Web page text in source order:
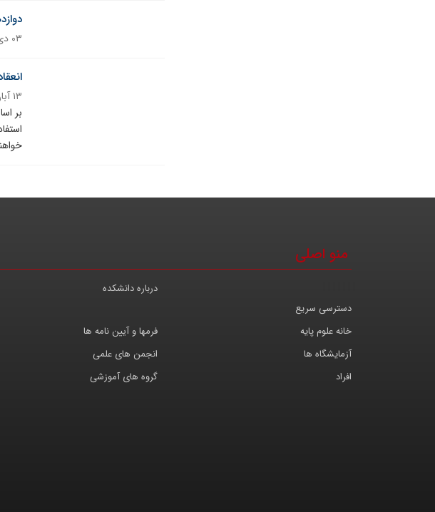
۰۳ دی ۱۴۰۲
۱۳ آبان ۱۴۰۲
بر
منو اصلی
درباره دانشکده
افراد گروه های آموزشی
آزمایشگاه ها انجمن های علمی
خانه علوم پایه فرمها و آیین نامه ها
دسترسی سریع